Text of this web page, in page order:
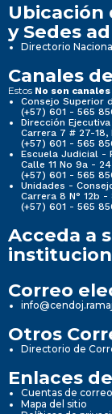
Ubicación
y Sedes
Directorio Nacional
Canales
Estos No son
Consejo Superior
(+57) 601 - 565
Dirección
Carrera 7 # 27-18,
(+57) 601 - 565
Escuela Judicial -
Calle 11 No 9a -
(+57) 601 - 565
Unidades -
Carrera 8 N° 12b
(+57) 601 - 565
Acceda a
Correo
Otros
Directorio de
Enlaces
Cuentas de
Mapa del sitio